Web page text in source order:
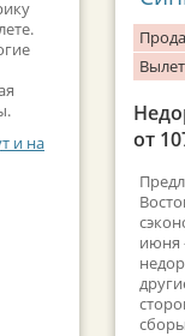
и на
от
июня